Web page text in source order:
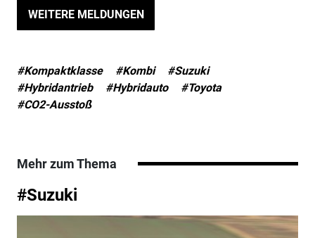
WEITERE MELDUNGEN
#Kompaktklasse #Kombi
#Suzuki
#Hybridantrieb
#Hybridauto
#Toyota
#CO2-Ausstoß
Mehr zum Thema
#Suzuki